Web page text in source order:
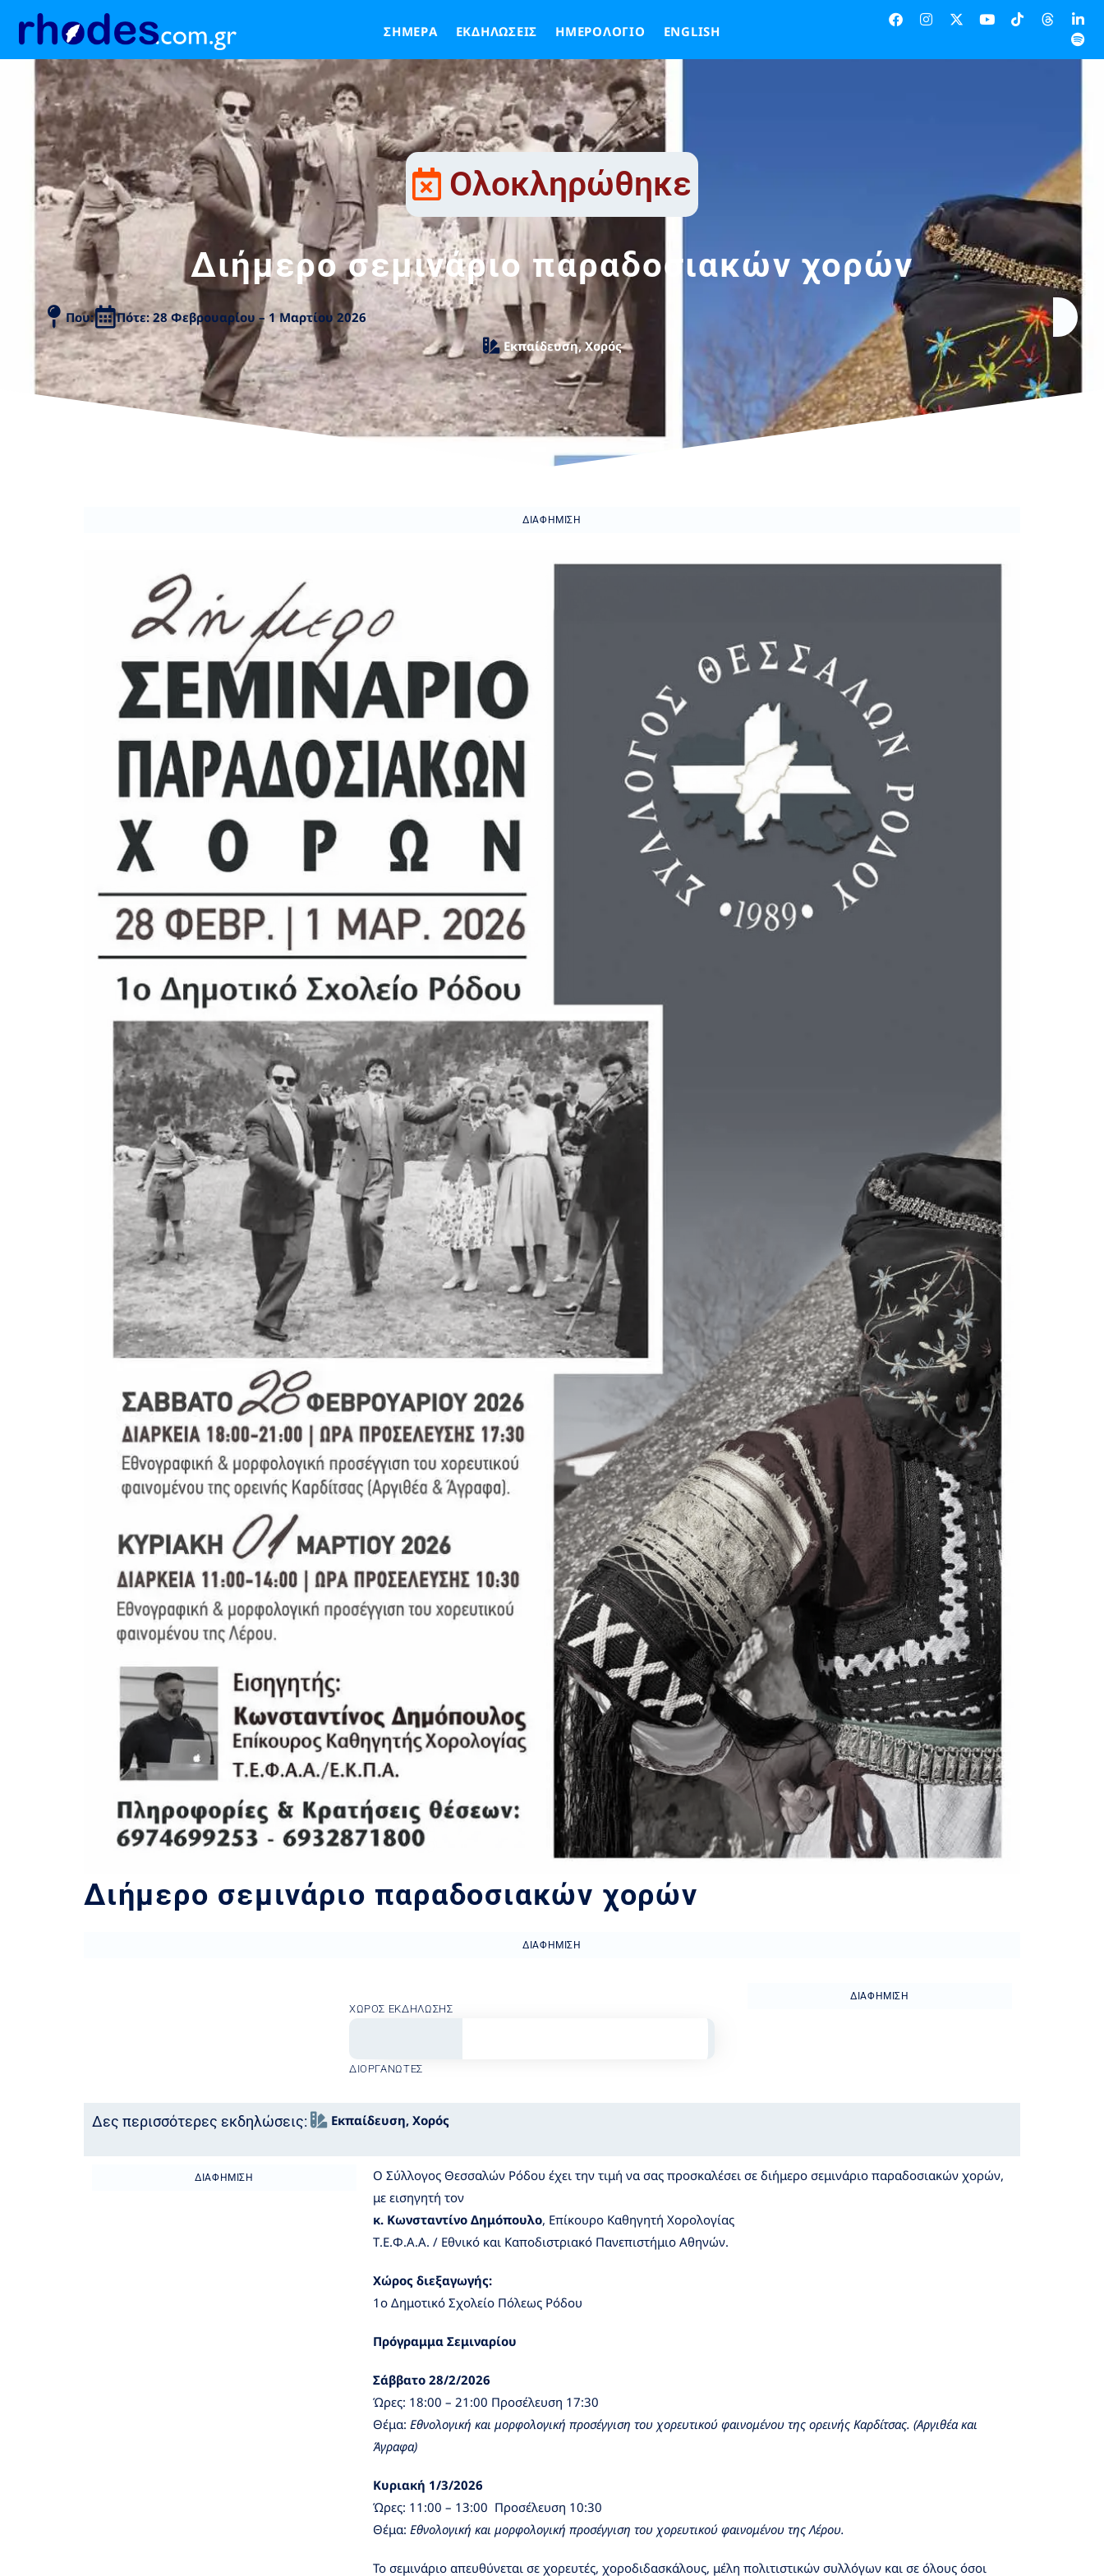
ΣΉΜΕΡΑ ΕΚΔΗΛΏΣΕΙΣ ΗΜΕΡΟΛΌΓΙΟ ENGLISH
Ολοκληρώθηκε
Διήμερο σεμινάριο παραδοσιακών χορών
Που:
Πότε: 28 Φεβρουαρίου – 1 Μαρτίου 2026
Εκπαίδευση,Χορός
ΔΙΑΦΉΜΙΣΗ
Διήμερο σεμινάριο παραδοσιακών χορών
ΔΙΑΦΉΜΙΣΗ
ΧΏΡΟΣ ΕΚΔΉΛΩΣΗΣ
ΔΙΟΡΓΑΝΩΤΈΣ
ΔΙΑΦΉΜΙΣΗ
Δες περισσότερες εκδηλώσεις: Εκπαίδευση, Χορός
ΔΙΑΦΉΜΙΣΗ
Ο Σύλλογος Θεσσαλών Ρόδου έχει την τιμή να σας προσκαλέσει σε διήμερο σεμινάριο παραδοσιακών χορών,
με εισηγητή τον
κ. Κωνσταντίνο Δημόπουλο, Επίκουρο Καθηγητή Χορολογίας
Τ.Ε.Φ.Α.Α. / Εθνικό και Καποδιστριακό Πανεπιστήμιο Αθηνών.
Χώρος διεξαγωγής:
1ο Δημοτικό Σχολείο Πόλεως Ρόδου
Πρόγραμμα Σεμιναρίου
Σάββατο 28/2/2026
Ώρες: 18:00 – 21:00 Προσέλευση 17:30
Θέμα: Εθνολογική και μορφολογική προσέγγιση του χορευτικού φαινομένου της ορεινής Καρδίτσας. (Αργιθέα και
Άγραφα)
Κυριακή 1/3/2026
Ώρες: 11:00 – 13:00 Προσέλευση 10:30
Θέμα: Εθνολογική και μορφολογική προσέγγιση του χορευτικού φαινομένου της Λέρου.
Το σεμινάριο απευθύνεται σε χορευτές, χοροδιδασκάλους, μέλη πολιτιστικών συλλόγων και σε όλους όσοι